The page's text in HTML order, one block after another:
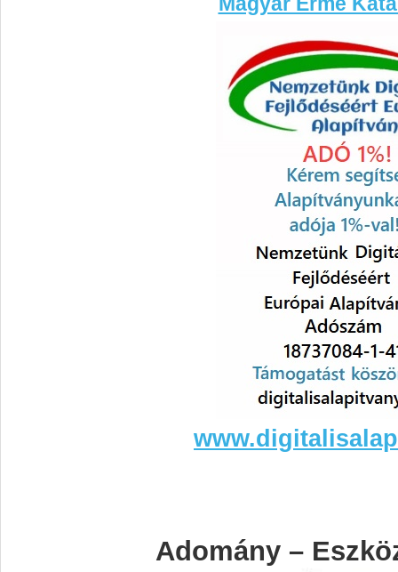
Adomány –